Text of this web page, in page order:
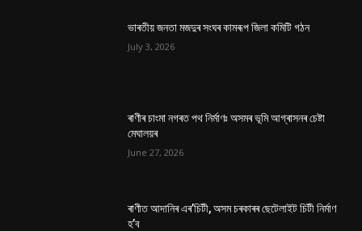
ভাৰতীয় জনতা মজদুৰ সংঘৰ কামৰূপ জিলা কমিটি গঠন
July 3, 2026
ৰাণীৰ চাংমা নগৰত পথ নিৰ্মাণঃ অসমৰ ভূমি আগ্ৰাসনৰ চেষ্টা
মেঘালয়ৰ
June 27, 2026
ৰাণীত আদানিৰ এৰ’চিটী, অসম চৰকাৰৰ ছেটেলাইট চিটী নিৰ্মাণ
হ’ব